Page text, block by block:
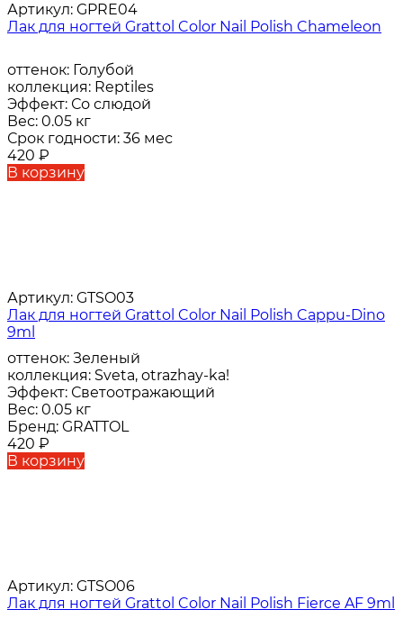
Артикул: GPRE04
Лак для ногтей Grattol Color Nail Polish Chameleon
оттенок: Голубой
коллекция: Reptiles
Эффект: Со слюдой
Вес: 0.05 кг
Срок годности: 36 мес
420 ₽
В корзину
Артикул: GTSO03
Лак для ногтей Grattol Color Nail Polish Cappu-Dino
9ml
оттенок: Зеленый
коллекция: Sveta, otrazhay-ka!
Эффект: Светоотражающий
Вес: 0.05 кг
Бренд: GRATTOL
420 ₽
В корзину
Артикул: GTSO06
Лак для ногтей Grattol Color Nail Polish Fierce AF 9ml